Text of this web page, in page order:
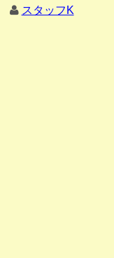
スタッフK